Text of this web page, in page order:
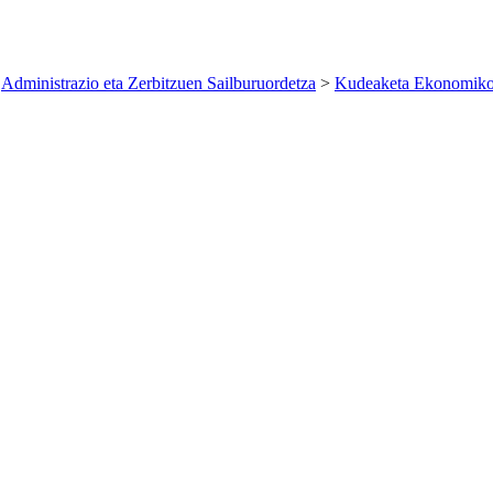
Administrazio eta Zerbitzuen Sailburuordetza > Kudeaketa